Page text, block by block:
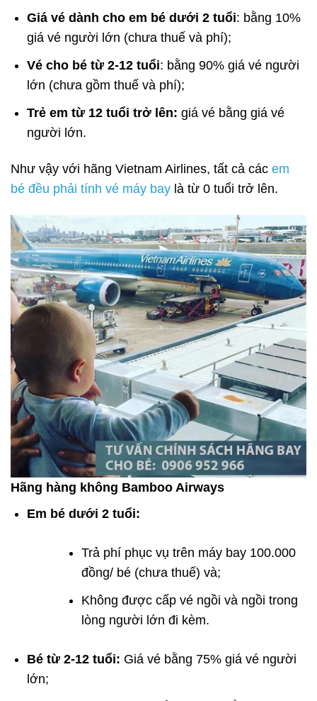
Giá vé dành cho em bé dưới 2 tuổi: bằng 10%
giá vé người lớn (chưa thuế và phí);
Vé cho bé từ 2-12 tuổi: bằng 90% giá vé người
lớn (chưa gồm thuế và phí);
Trẻ em từ 12 tuổi trở lên: giá vé bằng giá vé
người lớn.
Như vậy với hãng Vietnam Airlines, tất cả các em
bé đều phải tính vé máy bay là từ 0 tuổi trở lên.
Hãng hàng không Bamboo Airways
Em bé dưới 2 tuổi:
Trả phí phục vụ trên máy bay 100.000
đồng/ bé (chưa thuế) và;
Không được cấp vé ngồi và ngồi trong
lòng người lớn đi kèm.
Bé từ 2-12 tuổi: Giá vé bằng 75% giá vé người
lớn;